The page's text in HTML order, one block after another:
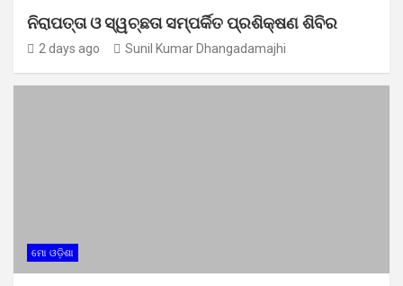
ନିରାପତ୍ତା ଓ ସ୍ୱଚ୍ଛତା ସମ୍ପର୍କିତ ପ୍ରଶିକ୍ଷଣ ଶିବିର
2 days ago Sunil Kumar Dhangadamajhi
ମୋ ଓଡ଼ିଶା